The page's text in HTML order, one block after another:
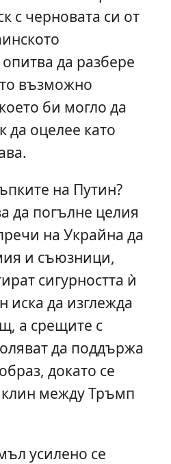
с черновата си от
да разбере
възможно
би могло да
да оцелее като
на Путин?
да погълне целия
на Украйна да
и съюзници,
сигурността ѝ
иска да изглежда
а срещите с
да поддържа
докато се
между Тръмп
усилено се